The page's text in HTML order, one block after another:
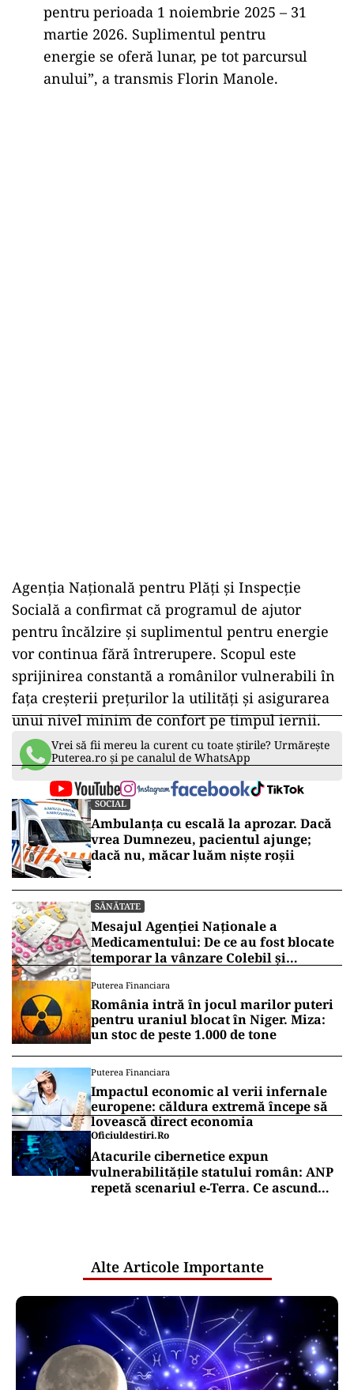
pentru perioada 1 noiembrie 2025 – 31
martie 2026. Suplimentul pentru
energie se oferă lunar, pe tot parcursul
anului”, a transmis Florin Manole.
Agenția Națională pentru Plăți și Inspecție
Socială a confirmat că programul de ajutor
pentru încălzire și suplimentul pentru energie
vor continua fără întrerupere. Scopul este
sprijinirea constantă a românilor vulnerabili în
fața creșterii prețurilor la utilități și asigurarea
unui nivel minim de confort pe timpul iernii.
Vrei să fii mereu la curent cu toate știrile? Urmărește
Puterea.ro și pe canalul de WhatsApp
SOCIAL
Ambulanța cu escală la aprozar. Dacă
vrea Dumnezeu, pacientul ajunge;
dacă nu, măcar luăm niște roșii
SĂNĂTATE
Mesajul Agenției Naționale a
Medicamentului: De ce au fost blocate
temporar la vânzare Colebil și
Puterea Financiara
România intră în jocul marilor puteri
pentru uraniul blocat în Niger. Miza:
un stoc de peste 1.000 de tone
Puterea Financiara
Impactul economic al verii infernale
europene: căldura extremă începe să
lovească direct economia
Oficiuldestiri.ro
Atacurile cibernetice expun
vulnerabilitățile statului român: ANP
repetă scenariul e‑Terra. Ce ascund
Alte Articole Importante